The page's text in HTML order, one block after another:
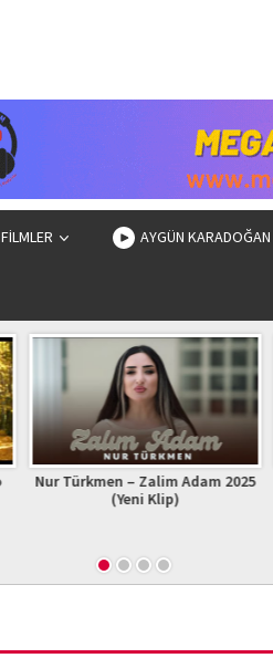
FİLMLER AYGÜN KARADOĞAN
Nur Türkmen – Zalim Adam 2025
(Yeni Klip)